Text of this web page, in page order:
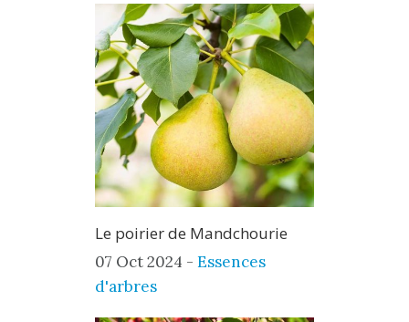
Le poirier de Mandchourie
07 Oct 2024 - Essences
d'arbres